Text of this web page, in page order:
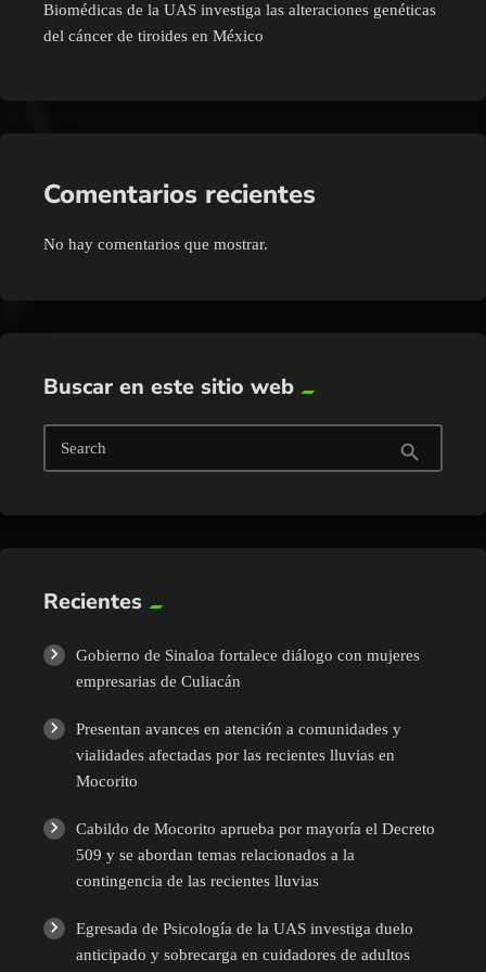
Biomédicas de la UAS investiga las alteraciones genéticas
del cáncer de tiroides en México
Comentarios recientes
No hay comentarios que mostrar.
Buscar en este sitio web
Search search
Recientes
Gobierno de Sinaloa fortalece diálogo con mujeres
empresarias de Culiacán
Presentan avances en atención a comunidades y
vialidades afectadas por las recientes lluvias en
Mocorito
Cabildo de Mocorito aprueba por mayoría el Decreto
509 y se abordan temas relacionados a la
contingencia de las recientes lluvias
Egresada de Psicología de la UAS investiga duelo
anticipado y sobrecarga en cuidadores de adultos